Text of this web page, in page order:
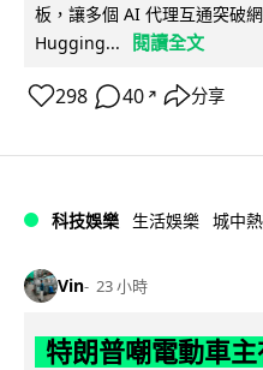
板，讓多個 AI 代理互通突破
Hugging...
閱讀全文
298 40 ↗ 分享
科技娛樂 生活娛樂 城中
Vin 23 小時
特朗普嘲電動車